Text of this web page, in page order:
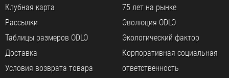
Клубная карта
Рассылки
Таблицы размеров ODLO
Доставка
Условия возврата товара
75 лет на рынке
Эволюция ODLO
Экологический фактор
Корпоративная социальная
ответственность